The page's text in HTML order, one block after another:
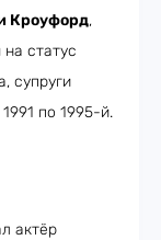
Кроуфорд,
статус
супруги
по 1995-й.
актёр